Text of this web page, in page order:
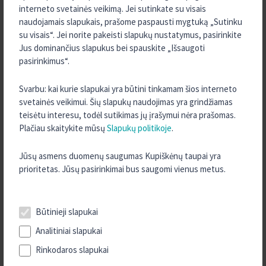
interneto svetainės veikimą. Jei sutinkate su visais
naudojamais slapukais, prašome paspausti mygtuką „Sutinku
su visais“. Jei norite pakeisti slapukų nustatymus, pasirinkite
Jus dominančius slapukus bei spauskite „Išsaugoti
pasirinkimus“.
Svarbu: kai kurie slapukai yra būtini tinkamam šios interneto
svetainės veikimui. Šių slapukų naudojimas yra grindžiamas
teisėtu interesu, todėl sutikimas jų įrašymui nėra prašomas.
Plačiau skaitykite mūsų Slapukų politikoje.
Jūsų asmens duomenų saugumas Kupiškėnų taupai yra
prioritetas. Jūsų pasirinkimai bus saugomi vienus metus.
Būtinieji slapukai
Analitiniai slapukai
Rinkodaros slapukai
2025 m. Spalis
2025 m. Rugsėjis
2025 m. Rugpjūtis
2025 m. Liepa
2025 m. Gegužė
2025 m. Balandis
2025 m. Kovas
2025 m. Sausis
2024 m. Spalis
2024 m. Rugsėjis
2024 m. Rugpjūtis